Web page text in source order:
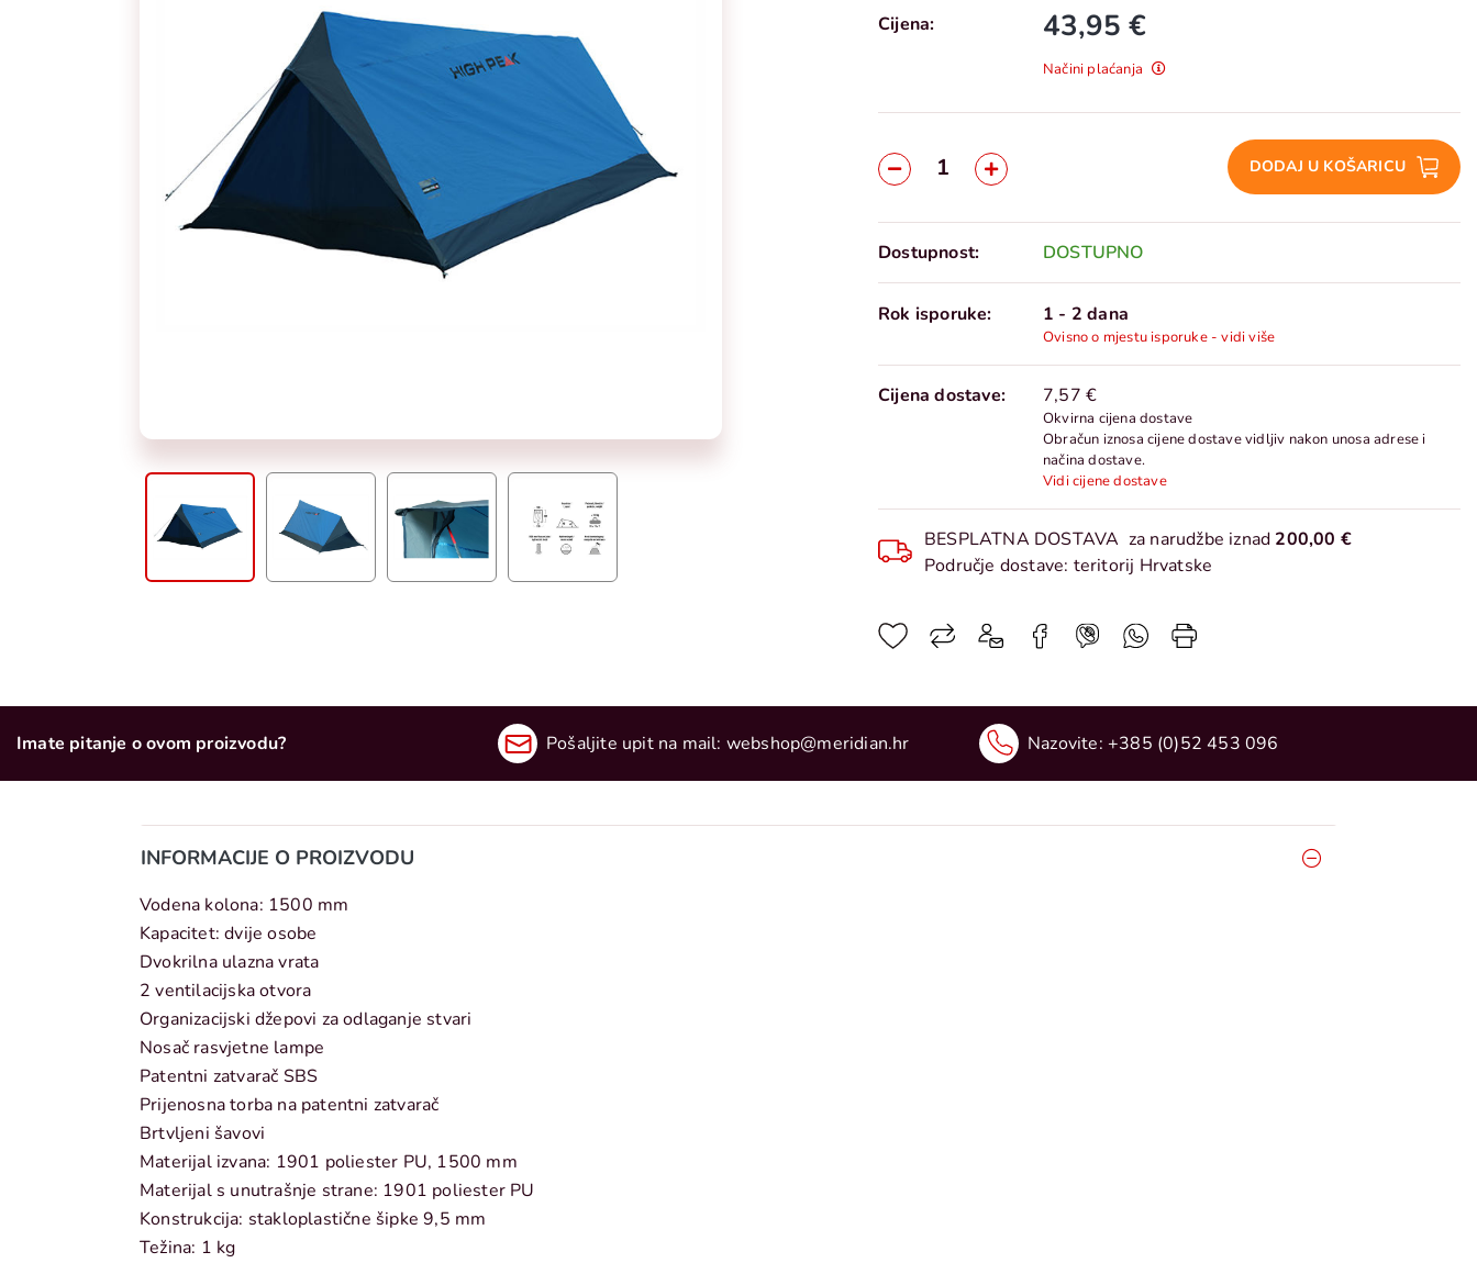
Cijena: 43,95 €
Načini plaćanja
DODAJ U KOŠARICU
Dostupnost: DOSTUPNO
Rok isporuke: 1 - 2 dana
Ovisno o mjestu isporuke - vidi više
Cijena dostave: 7,57 €
Okvirna cijena dostave
Obračun iznosa cijene dostave vidljiv nakon unosa adrese i
načina dostave.
Vidi cijene dostave
BESPLATNA DOSTAVA za narudžbe iznad 200,00 €
Područje dostave: teritorij Hrvatske
Imate pitanje o ovom proizvodu? Pošaljite upit na mail: webshop@meridian.hr Nazovite: +385 (0)52 453 096
INFORMACIJE O PROIZVODU
Vodena kolona: 1500 mm
Kapacitet: dvije osobe
Dvokrilna ulazna vrata
2 ventilacijska otvora
Organizacijski džepovi za odlaganje stvari
Nosač rasvjetne lampe
Patentni zatvarač SBS
Prijenosna torba na patentni zatvarač
Brtvljeni šavovi
Materijal izvana: 1901 poliester PU, 1500 mm
Materijal s unutrašnje strane: 1901 poliester PU
Konstrukcija: stakloplastične šipke 9,5 mm
Težina: 1 kg